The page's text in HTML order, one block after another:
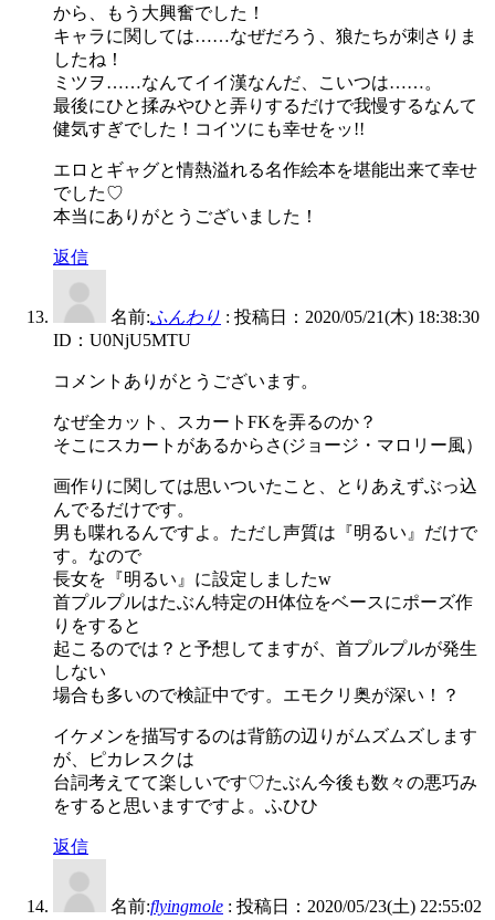
から、もう大興奮でした！
キャラに関しては……なぜだろう、狼たちが刺さりま
したね！
ミツヲ……なんてイイ漢なんだ、こいつは……。
最後にひと揉みやひと弄りするだけで我慢するなんて
健気すぎでした！コイツにも幸せをッ!!
エロとギャグと情熱溢れる名作絵本を堪能出来て幸せ
でした♡
本当にありがとうございました！
返信
名前:ふんわり : 投稿日：2020/05/21(木) 18:38:30
ID：U0NjU5MTU
コメントありがとうございます。
なぜ全カット、スカートFKを弄るのか？
そこにスカートがあるからさ(ジョージ・マロリー風）
画作りに関しては思いついたこと、とりあえずぶっ込
んでるだけです。
男も喋れるんですよ。ただし声質は『明るい』だけで
す。なので
長女を『明るい』に設定しましたw
首プルプルはたぶん特定のH体位をベースにポーズ作
りをすると
起こるのでは？と予想してますが、首プルプルが発生
しない
場合も多いので検証中です。エモクリ奥が深い！？
イケメンを描写するのは背筋の辺りがムズムズします
が、ピカレスクは
台詞考えてて楽しいです♡たぶん今後も数々の悪巧み
をすると思いますですよ。ふひひ
返信
名前:flyingmole : 投稿日：2020/05/23(土) 22:55:02